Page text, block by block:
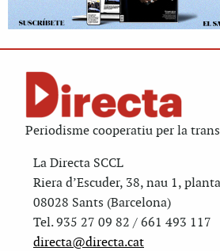
Periodisme cooperatiu per la
La Directa SCCL
Riera d’Escuder, 38, nau 1,
08028 Sants (Barcelona)
Tel. 935 27 09 82 / 661 493 117
directa@directa.cat